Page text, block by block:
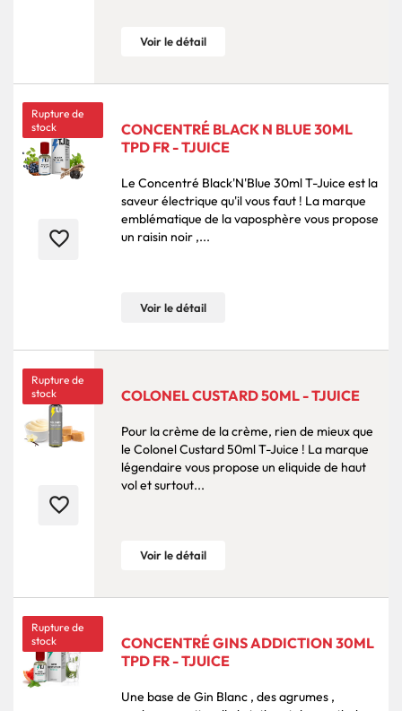
Voir le détail
Rupture de
stock
favorite_border
CONCENTRÉ BLACK N BLUE 30ML
TPD FR - TJUICE
Le Concentré Black'N'Blue 30ml T-Juice est la
saveur électrique qu'il vous faut ! La marque
emblématique de la vaposphère vous propose
un raisin noir ,...
Voir le détail
Rupture de
stock
favorite_border
COLONEL CUSTARD 50ML - TJUICE
Pour la crème de la crème, rien de mieux que
le Colonel Custard 50ml T-Juice ! La marque
légendaire vous propose un eliquide de haut
vol et surtout...
Voir le détail
Rupture de
stock
CONCENTRÉ GINS ADDICTION 30ML
TPD FR - TJUICE
Une base de Gin Blanc , des agrumes ,